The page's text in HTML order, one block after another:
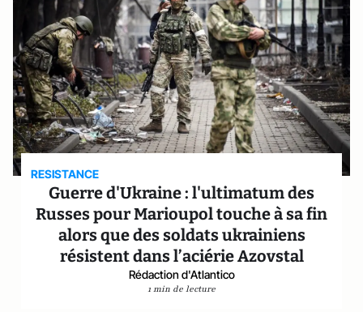
RESISTANCE
Guerre d'Ukraine : l'ultimatum des
Russes pour Marioupol touche à sa fin
alors que des soldats ukrainiens
résistent dans l’aciérie Azovstal
Rédaction d'Atlantico
1 min de lecture